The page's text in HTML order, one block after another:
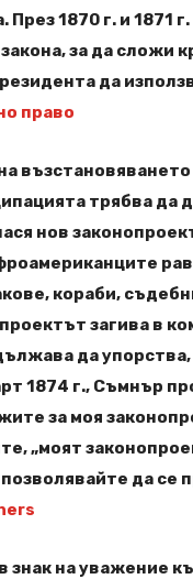
1870 г. и 1871
за да сложи
да
право
трябва да
нов
кораби,
загива в
да
1874 г., Съмнър
за моя
„моят
да се
знак на уважение